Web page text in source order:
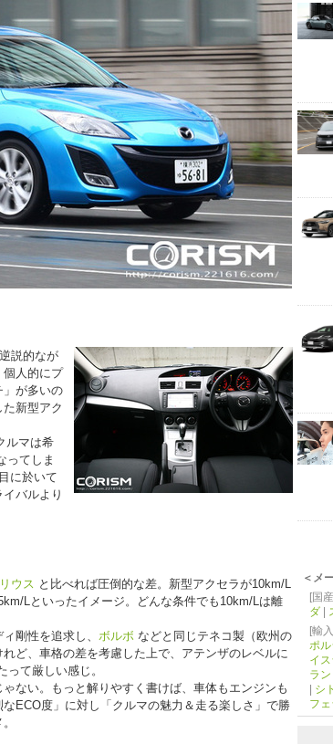
説的なが
個人的にプ
」が多いの
新型アク
ルマは希
ってしま
に於いて
バルより
ウス と比べれば圧倒的な差。新型アクセラが10km/L
Lといったイメージ。どんな条件でも10km/Lは離
剛性を追求し、 ボルボ などと同じテネコ製（欧州の
ど、車格の差を考慮した上で、アテンザのレベルに
て厳しい感じ。
ない。もっと解りやすく書けば、車体もエンジンも
ECO度」に対し「クルマの魅力＆走る楽しさ」で勝
＜メ
[国
ダ
[輸
ポ
イ
ラ
シ
フ